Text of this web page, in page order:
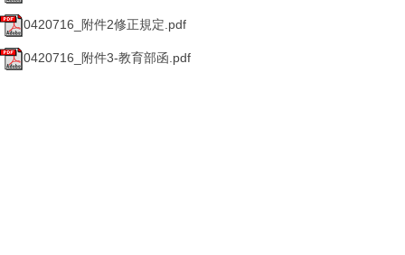
0420716_附件2修正規定.pdf
0420716_附件3-教育部函.pdf